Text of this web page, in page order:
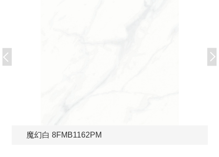
魔幻白 8FMB1162PM